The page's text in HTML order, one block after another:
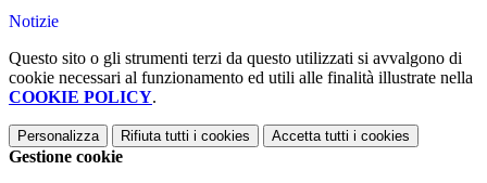
Notizie
Questo sito o gli strumenti terzi da questo utilizzati si avvalgono di
cookie necessari al funzionamento ed utili alle finalità illustrate nella
COOKIE POLICY.
Personalizza Rifiuta tutti i cookies Accetta tutti i cookies
Gestione cookie